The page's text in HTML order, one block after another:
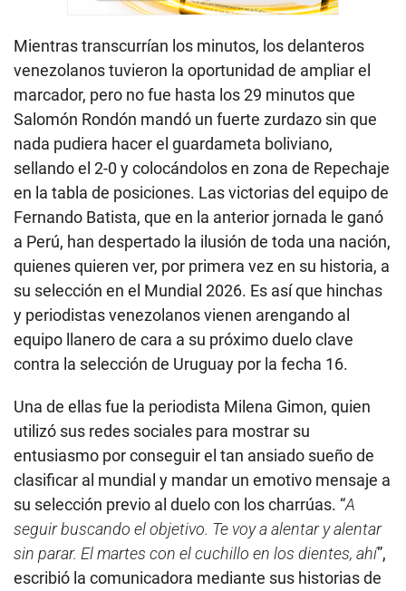
Mientras transcurrían los minutos, los delanteros
venezolanos tuvieron la oportunidad de ampliar el
marcador, pero no fue hasta los 29 minutos que
Salomón Rondón mandó un fuerte zurdazo sin que
nada pudiera hacer el guardameta boliviano,
sellando el 2-0 y colocándolos en zona de Repechaje
en la tabla de posiciones. Las victorias del equipo de
Fernando Batista, que en la anterior jornada le ganó
a Perú, han despertado la ilusión de toda una nación,
quienes quieren ver, por primera vez en su historia, a
su selección en el Mundial 2026. Es así que hinchas
y periodistas venezolanos vienen arengando al
equipo llanero de cara a su próximo duelo clave
contra la selección de Uruguay por la fecha 16.
Una de ellas fue la periodista Milena Gimon, quien
utilizó sus redes sociales para mostrar su
entusiasmo por conseguir el tan ansiado sueño de
clasificar al mundial y mandar un emotivo mensaje a
su selección previo al duelo con los charrúas. “A
seguir buscando el objetivo. Te voy a alentar y alentar
sin parar. El martes con el cuchillo en los dientes, ahí”,
escribió la comunicadora mediante sus historias de